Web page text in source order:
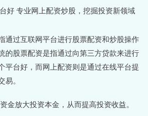
通过互联网平台进行股票配资和炒股操作
的股票配资是指通过向第三方贷款来进行
平台好，而网上配资则是通过在线平台提
。
金放大投资本金，从而提高投资收益。